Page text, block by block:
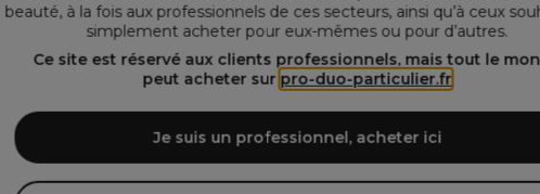
beauté, à la fois aux professionnels de ces secteurs, ainsi qu’à ceux
simplement acheter pour eux-mêmes ou pour d’autres.
Ce site est réservé aux clients professionnels, mais tout le
peut acheter sur pro-duo-particulier.fr
Je suis un professionnel, acheter ici